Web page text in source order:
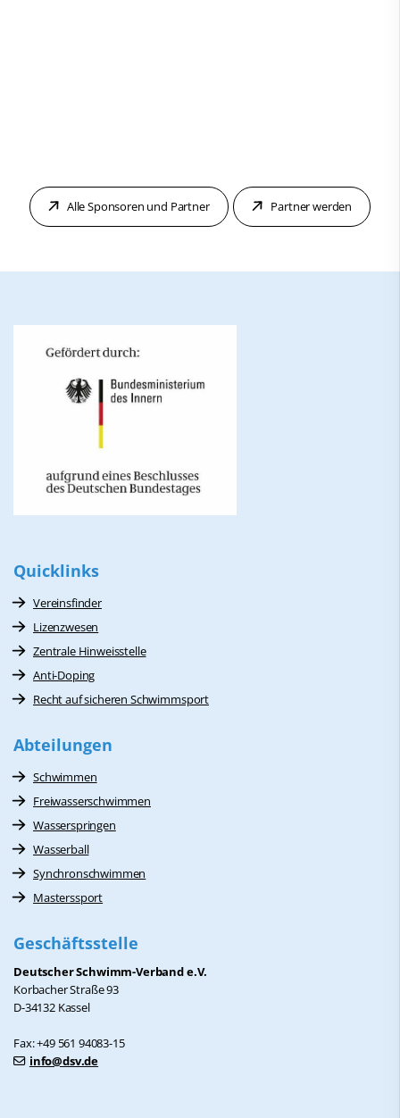
Alle Sponsoren und Partner Partner werden
Quicklinks
Vereinsfinder
Lizenzwesen
Zentrale Hinweisstelle
Anti-Doping
Recht auf sicheren Schwimmsport
Abteilungen
Schwimmen
Freiwasserschwimmen
Wasserspringen
Wasserball
Synchronschwimmen
Masterssport
Geschäftsstelle
Deutscher Schwimm-Verband e.V.
Korbacher Straße 93
D-34132 Kassel
Fax: +49 561 94083-15
info@dsv.de